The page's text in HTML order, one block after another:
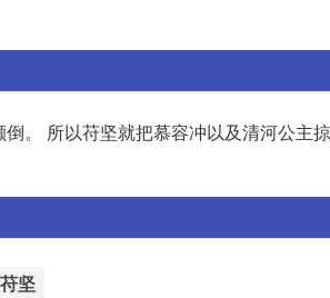
。 所以苻坚就把慕容冲以及清河公主
苻坚